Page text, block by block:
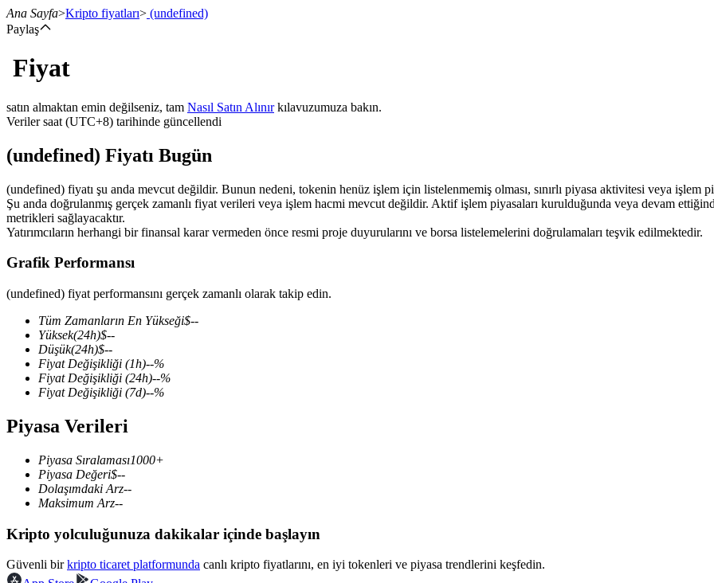
Vadeli İşlemler
USDT Vadeli İşlemleri
Teminat olarak USDT kullanan vadeli işlemler
COIN-M Vadeli İşlemleri
Kripto Para Vadeli İşlemleri
Hisse senetleri, döviz, değerli metaller ve emtia türevleri
Ana Sayfa>Kripto fiyatları> (undefined)
Paylaş
Fiyat
satın almaktan emin değilseniz, tam Nasıl Satın Alınırkılavuzumuza bakın.
Veriler saat (UTC+8) tarihinde güncellendi
(undefined) Fiyatı Bugün
(undefined) fiyatı şu anda mevcut değildir. Bunun nedeni, tokenin henüz işlem için listelenmemiş olması, sınırlı piyasa aktivitesi veya işlem
Şu anda doğrulanmış gerçek zamanlı fiyat verileri veya işlem hacmi mevcut değildir. Aktif işlem piyasaları kurulduğunda veya devam
metrikleri sağlayacaktır.
Yatırımcıların herhangi bir finansal karar vermeden önce resmi proje duyurularını ve borsa listelemelerini doğrulamaları teşvik edilmektedir.
Grafik Performansı
(undefined) fiyat performansını gerçek zamanlı olarak takip edin.
Tüm Zamanların En Yükseği$--
Yüksek(24h)$--
Düşük(24h)$--
Fiyat Değişikliği (1h)--%
Fiyat Değişikliği (24h)--%
Fiyat Değişikliği (7d)--%
Piyasa Verileri
Piyasa Sıralaması1000+
Piyasa Değeri$--
Dolaşımdaki Arz--
Maksimum Arz--
Kripto yolculuğunuza dakikalar içinde başlayın
Güvenli birkripto ticaret platformunda canlı kripto fiyatlarını, en iyi tokenleri ve piyasa trendlerini keşfedin.